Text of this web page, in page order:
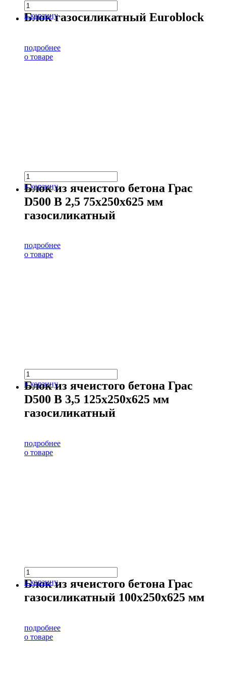
в корзину
Блок газосиликатный Euroblock
подробнее
о товаре
в корзину
Блок из ячеистого бетона Грас
D500 В 2,5 75х250х625 мм
газосиликатный
подробнее
о товаре
в корзину
Блок из ячеистого бетона Грас
D500 В 3,5 125х250х625 мм
газосиликатный
подробнее
о товаре
в корзину
Блок из ячеистого бетона Грас
газосиликатный 100х250х625 мм
подробнее
о товаре